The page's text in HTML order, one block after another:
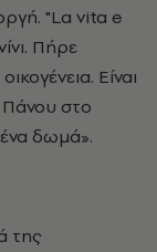
"La vita e
Πήρε
Είναι
Πάνου στο
δωμά».
της